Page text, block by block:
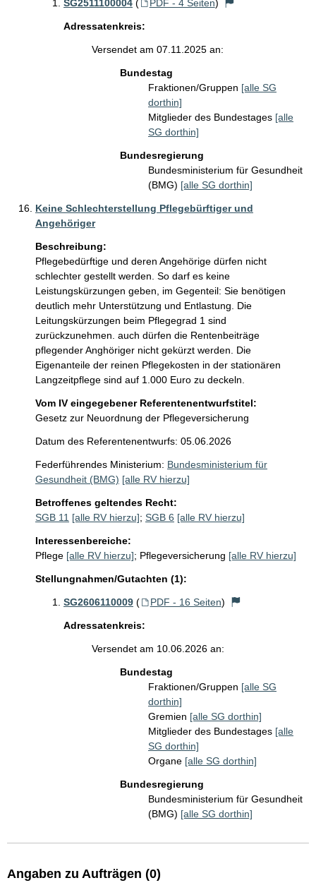
SG2511100004 ( PDF - 4 Seiten)
Adressatenkreis:
Versendet am 07.11.2025 an:
Bundestag
Fraktionen/Gruppen [alle SG
dorthin]
Mitglieder des Bundestages [alle
SG dorthin]
Bundesregierung
Bundesministerium für Gesundheit
(BMG) [alle SG dorthin]
Keine Schlechterstellung Pflegebürftiger und
Angehöriger
Beschreibung:
Pflegebedürftige und deren Angehörige dürfen nicht
schlechter gestellt werden. So darf es keine
Leistungskürzungen geben, im Gegenteil: Sie benötigen
deutlich mehr Unterstützung und Entlastung. Die
Leitungskürzungen beim Pflegegrad 1 sind
zurückzunehmen. auch dürfen die Rentenbeiträge
pflegender Anghöriger nicht gekürzt werden. Die
Eigenanteile der reinen Pflegekosten in der stationären
Langzeitpflege sind auf 1.000 Euro zu deckeln.
Vom IV eingegebener Referentenentwurfstitel:
Gesetz zur Neuordnung der Pflegeversicherung
Datum des Referentenentwurfs: 05.06.2026
Federführendes Ministerium: Bundesministerium für
Gesundheit (BMG) [alle RV hierzu]
Betroffenes geltendes Recht:
SGB 11 [alle RV hierzu]; SGB 6 [alle RV hierzu]
Interessenbereiche:
Pflege [alle RV hierzu]; Pflegeversicherung [alle RV hierzu]
Stellungnahmen/Gutachten (1):
SG2606110009 ( PDF - 16 Seiten)
Adressatenkreis:
Versendet am 10.06.2026 an:
Bundestag
Fraktionen/Gruppen [alle SG
dorthin]
Gremien [alle SG dorthin]
Mitglieder des Bundestages [alle
SG dorthin]
Organe [alle SG dorthin]
Bundesregierung
Bundesministerium für Gesundheit
(BMG) [alle SG dorthin]
Angaben zu Aufträgen (0)